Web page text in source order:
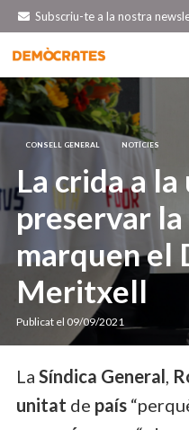
Subscriu-te a la nostra
CONSELL GENERAL NOTÍCIES
La crida a
preservar
marquen el
Meritxell
Publicat el 09/09/2021
La Síndica General,
unitat de país